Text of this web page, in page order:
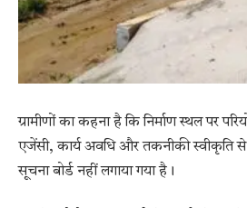
ग्रामीणों का कहना है कि निर्माण स्थल पर
एजेंसी, कार्य अवधि और तकनीकी स्वीकृति से
सूचना बोर्ड नहीं लगाया गया है।